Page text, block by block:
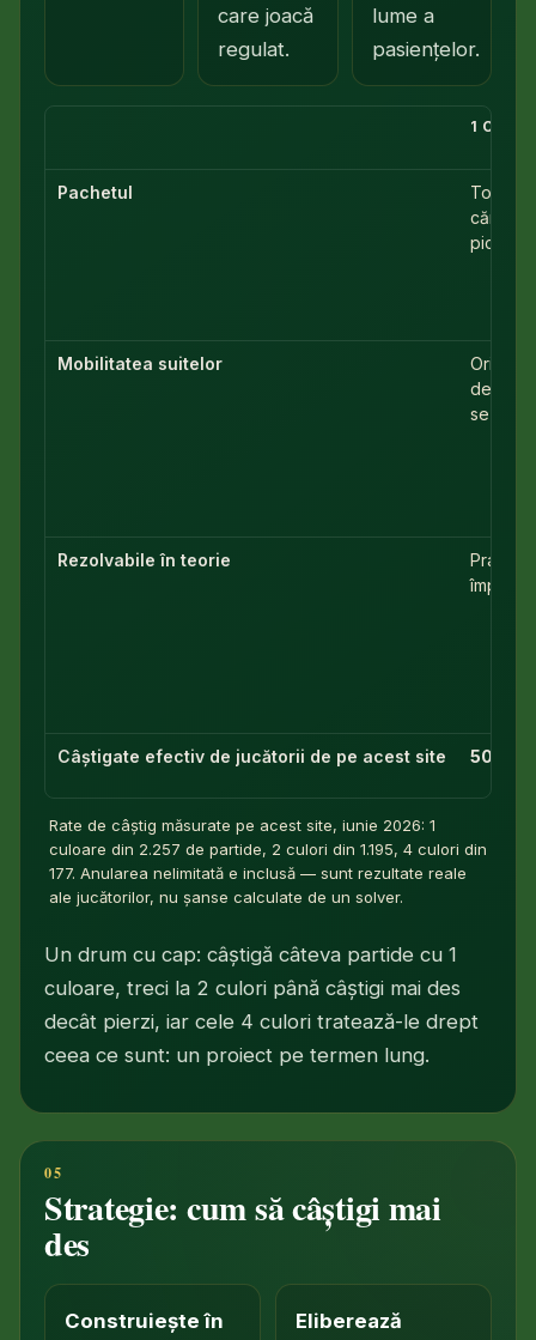
care joacă
regulat.
lume a
pasiențelor.
1
Pachetul
Toate
cărți
pică
Mobilitatea suitelor
Orice
se
Rezolvabile în teorie
Practic
Câștigate efectiv de jucătorii de pe acest site 50,0%
Rate de câștig măsurate pe acest site, iunie 2026: 1
culoare din 2.257 de partide, 2 culori din 1.195, 4 culori din
177. Anularea nelimitată e inclusă — sunt rezultate reale
ale jucătorilor, nu șanse calculate de un solver.
Un drum cu cap: câștigă câteva partide cu 1
culoare, treci la 2 culori până câștigi mai des
decât pierzi, iar cele 4 culori tratează-le drept
ceea ce sunt: un proiect pe termen lung.
Strategie: cum să câștigi mai
des
Construiește în
Eliberează